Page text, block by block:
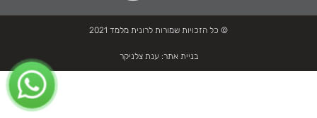
© כל הזכויות שמורות לרונית מלמד 2021
בניית אתר: ענת צלניקר